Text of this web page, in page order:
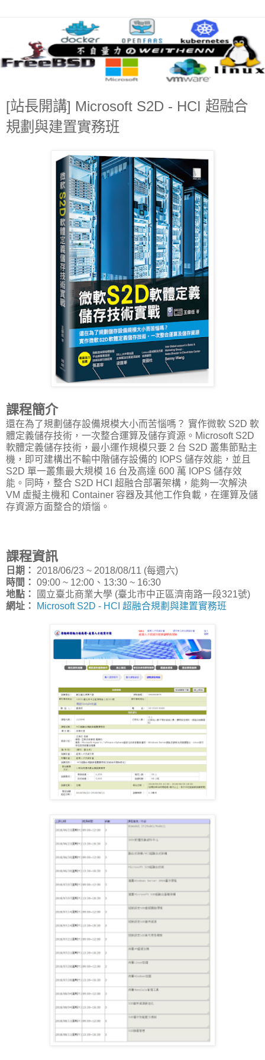
[站長開講] Microsoft S2D - HCI 超融合
規劃與建置實務班
課程簡介
還在為了規劃儲存設備規模大小而苦惱嗎？ 實作微軟 S2D 軟
體定義儲存技術，一次整合運算及儲存資源。Microsoft S2D
軟體定義儲存技術，最小運作規模只要 2 台 S2D 叢集節點主
機，即可建構出不輸中階儲存設備的 IOPS 儲存效能，並且
S2D 單一叢集最大規模 16 台及高達 600 萬 IOPS 儲存效
能。同時，整合 S2D HCI 超融合部署架構，能夠一次解決
VM 虛擬主機和 Container 容器及其他工作負載，在運算及儲
存資源方面整合的煩惱。
課程資訊
日期： 2018/06/23 ~ 2018/08/11 (每週六)
時間： 09:00 ~ 12:00、13:30 ~ 16:30
地點：
國立臺北商業大學 (臺北市中正區濟南路一段321號)
網址：
Microsoft S2D - HCI 超融合規劃與建置實務班